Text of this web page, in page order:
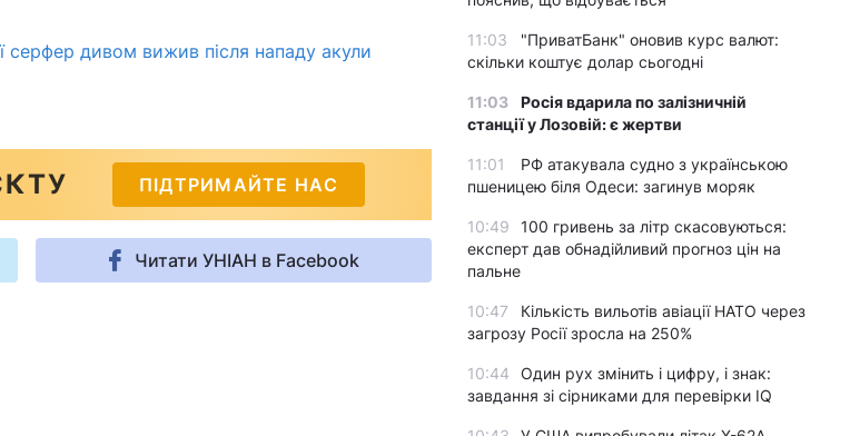
серфер дивом вижив після нападу акули
ПІДТРИМАЙТЕ НАС
Читати УНІАН в Facebook
11:03
"ПриватБанк" оновив курс валют:
скільки коштує долар сьогодні
11:03
Росія вдарила по залізничній
станції у Лозовій: є жертви
11:01
РФ атакувала судно з українською
пшеницею біля Одеси: загинув моряк
10:49
100 гривень за літр скасовуються:
експерт дав обнадійливий прогноз цін на
пальне
10:47
Кількість вильотів авіації НАТО через
загрозу Росії зросла на 250%
10:44
Один рух змінить і цифру, і знак:
завдання зі сірниками для перевірки IQ